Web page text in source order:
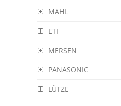
MAHL
ETI
MERSEN
PANASONIC
LÜTZE